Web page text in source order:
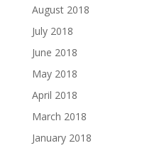
August 2018
July 2018
June 2018
May 2018
April 2018
March 2018
January 2018